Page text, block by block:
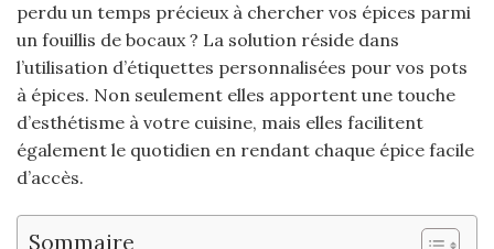
perdu un temps précieux à chercher vos épices parmi
un fouillis de bocaux ? La solution réside dans
l’utilisation d’étiquettes personnalisées pour vos pots
à épices. Non seulement elles apportent une touche
d’esthétisme à votre cuisine, mais elles facilitent
également le quotidien en rendant chaque épice facile
d’accès.
Sommaire